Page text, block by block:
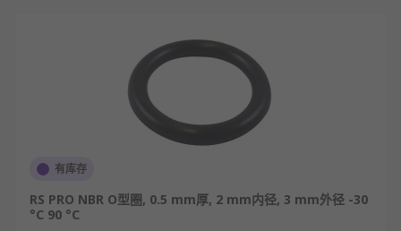
有库存
RS PRO NBR O型圈, 0.5 mm厚, 2 mm内径, 3 mm外径 -30
°C 90 °C